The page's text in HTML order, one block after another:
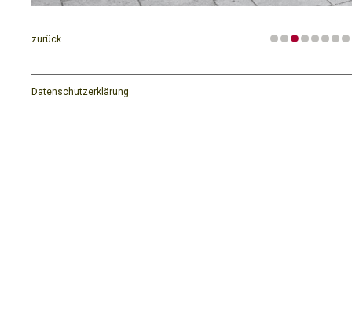
zurück
Datenschutzerklärung